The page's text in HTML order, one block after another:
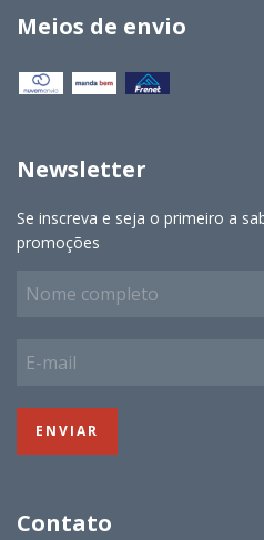
Meios de envio
Newsletter
Se inscreva e seja o primeiro a
promoções
Contato